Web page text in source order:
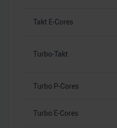
Takt E-Cores
Turbo-Takt
Turbo P-Cores
Turbo E-Cores